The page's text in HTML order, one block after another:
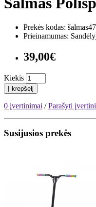
Prekės kodas:
Prieinamumas:
39,00€
Kiekis
Į krepšelį
0 įvertinimai /Parašyti
Susijusios prekės